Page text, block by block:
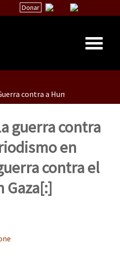
Donar
contra la Humanidad”
contra a Humanidade”(As
a Humanidade” (As populações
a Humanidade”
a Humanidad”
Humanidade”
guerra contra
en
contra el
Gaza[:]